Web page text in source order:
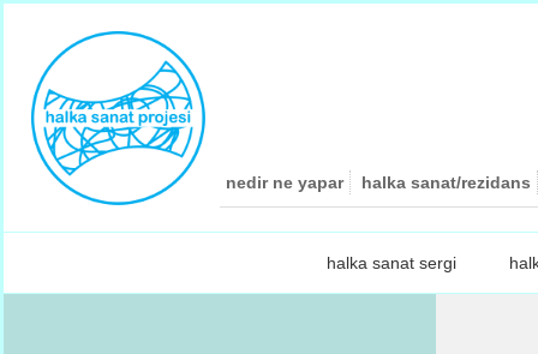
nedir ne yapar halka sanat/rezidans
halka sanat sergi